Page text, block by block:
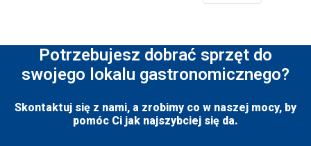
Potrzebujesz dobrać sprzęt do
swojego lokalu gastronomicznego?
Skontaktuj się z nami, a zrobimy co w naszej mocy, by
pomóc Ci jak najszybciej się da.